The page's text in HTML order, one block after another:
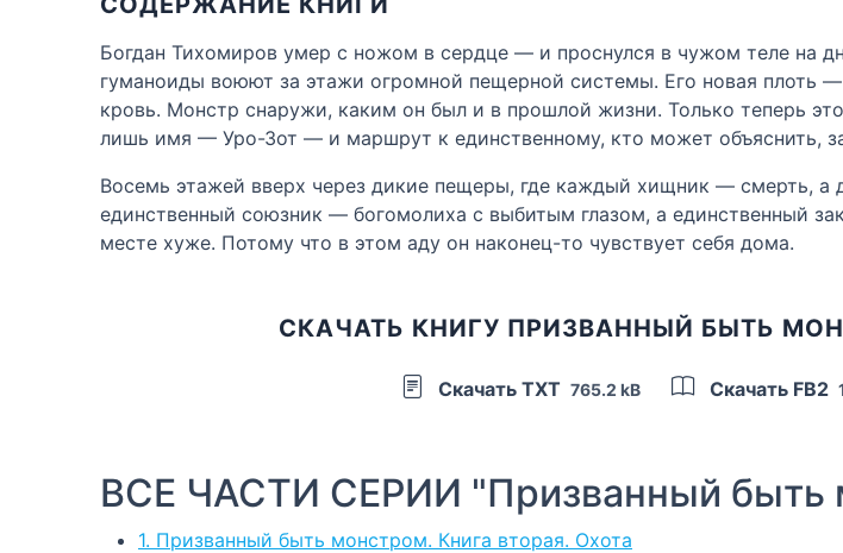
Богдан Тихомиров умер с ножом в сердце — и проснулся в чужом теле на
гуманоиды воюют за этажи огромной пещерной системы. Его новая плоть
кровь. Монстр снаружи, каким он был и в прошлой жизни. Только теперь
лишь имя — Уро-Зот — и маршрут к единственному, кто может объяснить,
Восемь этажей вверх через дикие пещеры, где каждый хищник — смерть,
единственный союзник — богомолиха с выбитым глазом, а единственный
месте хуже. Потому что в этом аду он наконец-то чувствует себя дома.
СКАЧАТЬ КНИГУ ПРИЗВАННЫЙ БЫТЬ
Скачать TXT 765.2 kB Скачать FB2
ВСЕ ЧАСТИ СЕРИИ "Призванный быть
1. Призванный быть монстром. Книга вторая. Охота